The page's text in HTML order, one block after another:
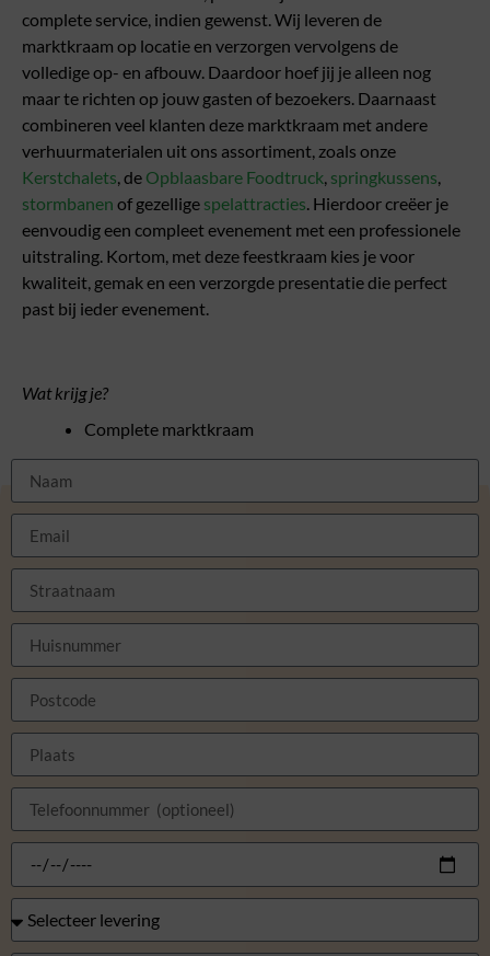
complete service, indien gewenst. Wij leveren de
marktkraam op locatie en verzorgen vervolgens de
volledige op- en afbouw. Daardoor hoef jij je alleen nog
maar te richten op jouw gasten of bezoekers. Daarnaast
combineren veel klanten deze marktkraam met andere
verhuurmaterialen uit ons assortiment, zoals onze
Kerstchalets, de Opblaasbare Foodtruck, springkussens,
stormbanen of gezellige spelattracties. Hierdoor creëer je
eenvoudig een compleet evenement met een professionele
uitstraling. Kortom, met deze feestkraam kies je voor
kwaliteit, gemak en een verzorgde presentatie die perfect
past bij ieder evenement.
Wat krijg je?
Complete marktkraam